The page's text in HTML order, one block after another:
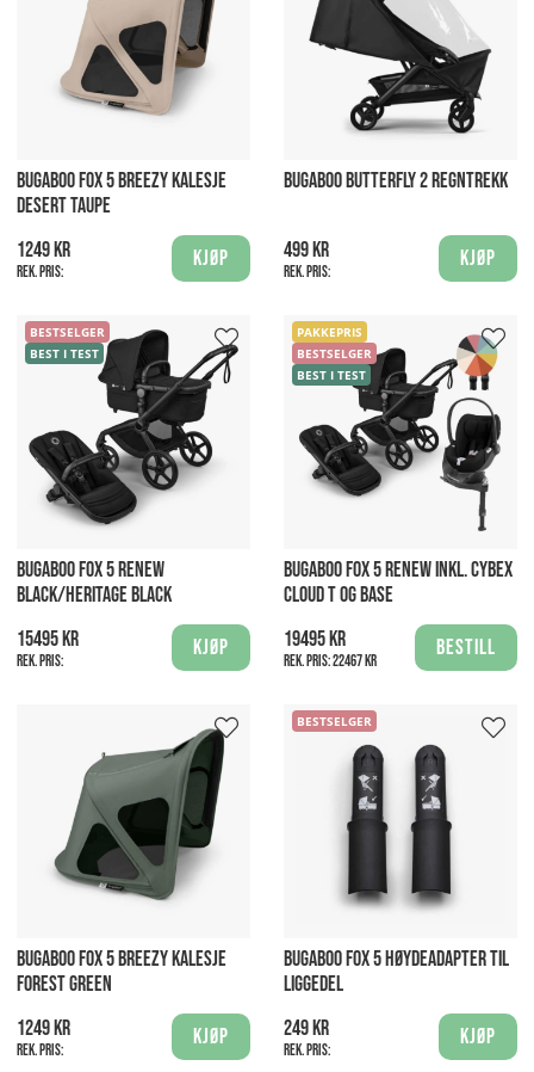
BUGABOO FOX 5 BREEZY KALESJE
DESERT TAUPE
1249 kr
Rek. pris:
Kjøp
BUGABOO BUTTERFLY 2 REGNTREKK
499 kr
Rek. pris:
Kjøp
BESTSELGER
BEST I TEST
BUGABOO FOX 5 RENEW
BLACK/HERITAGE BLACK
15495 kr
Rek. pris:
Kjøp
PAKKEPRIS
BESTSELGER
BEST I TEST
BUGABOO FOX 5 RENEW INKL. CYBEX
CLOUD T OG BASE
19495 kr
Rek. pris:22467 kr
Bestill
BUGABOO FOX 5 BREEZY KALESJE
FOREST GREEN
1249 kr
Rek. pris:
Kjøp
BESTSELGER
BUGABOO FOX 5 HØYDEADAPTER TIL
LIGGEDEL
249 kr
Rek. pris:
Kjøp